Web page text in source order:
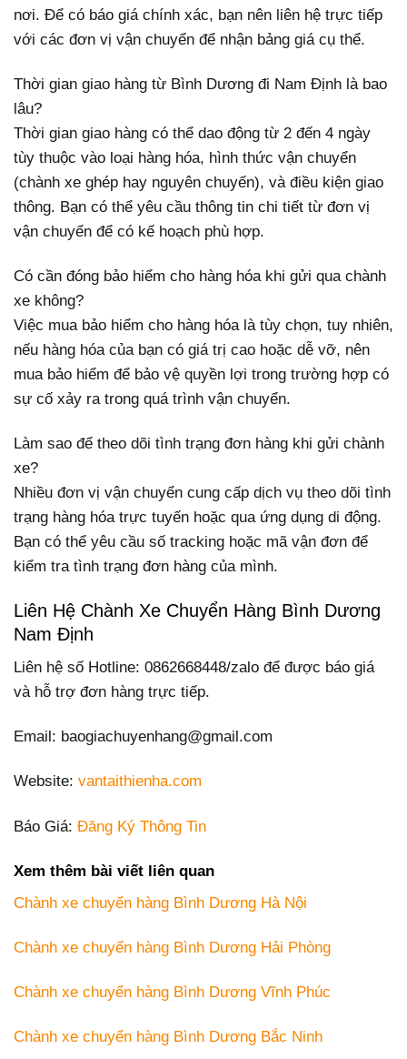
nơi. Để có báo giá chính xác, bạn nên liên hệ trực tiếp
với các đơn vị vận chuyển để nhận bảng giá cụ thể.
Thời gian giao hàng từ Bình Dương đi Nam Định là bao
lâu?
Thời gian giao hàng có thể dao động từ 2 đến 4 ngày
tùy thuộc vào loại hàng hóa, hình thức vận chuyển
(chành xe ghép hay nguyên chuyến), và điều kiện giao
thông. Bạn có thể yêu cầu thông tin chi tiết từ đơn vị
vận chuyển để có kế hoạch phù hợp.
Có cần đóng bảo hiểm cho hàng hóa khi gửi qua chành
xe không?
Việc mua bảo hiểm cho hàng hóa là tùy chọn, tuy nhiên,
nếu hàng hóa của bạn có giá trị cao hoặc dễ vỡ, nên
mua bảo hiểm để bảo vệ quyền lợi trong trường hợp có
sự cố xảy ra trong quá trình vận chuyển.
Làm sao để theo dõi tình trạng đơn hàng khi gửi chành
xe?
Nhiều đơn vị vận chuyển cung cấp dịch vụ theo dõi tình
trạng hàng hóa trực tuyến hoặc qua ứng dụng di động.
Bạn có thể yêu cầu số tracking hoặc mã vận đơn để
kiểm tra tình trạng đơn hàng của mình.
Liên Hệ Chành Xe Chuyển Hàng Bình Dương
Nam Định
Liên hệ số Hotline: 0862668448/zalo để được báo giá
và hỗ trợ đơn hàng trực tiếp.
Email: baogiachuyenhang@gmail.com
Website: vantaithienha.com
Báo Giá: Đăng Ký Thông Tin
Xem thêm bài viết liên quan
Chành xe chuyển hàng Bình Dương Hà Nội
Chành xe chuyển hàng Bình Dương Hải Phòng
Chành xe chuyển hàng Bình Dương Vĩnh Phúc
Chành xe chuyển hàng Bình Dương Bắc Ninh